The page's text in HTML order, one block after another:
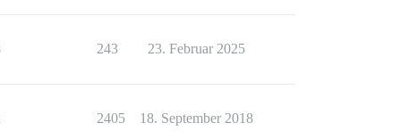
243 23. Februar 2025
2405 18. September 2018